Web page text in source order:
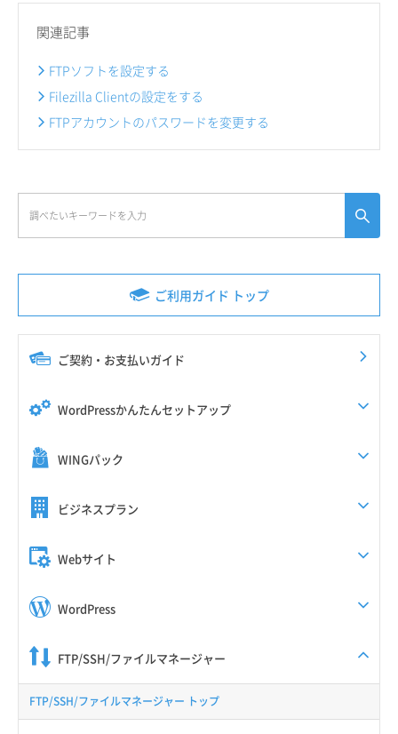
ご利用ガイド トップ
ご契約・お支払いガイド
WordPressかんたんセットアップ
WINGパック
ビジネスプラン
Webサイト
WordPress
FTP/SSH/ファイルマネージャー
FTP/SSH/ファイルマネージャー トップ
関連記事
FTPソフトを設定する
Filezilla Clientの設定をする
FTPアカウントのパスワードを変更する